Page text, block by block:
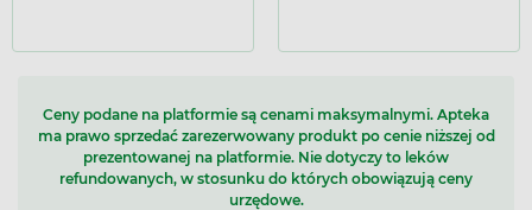
Ceny podane na platformie są cenami maksymalnymi. Apteka
ma prawo sprzedać zarezerwowany produkt po cenie niższej od
prezentowanej na platformie. Nie dotyczy to leków
refundowanych, w stosunku do których obowiązują ceny
urzędowe.